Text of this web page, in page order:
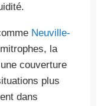
Neuville-
la
couverture
plus
dans